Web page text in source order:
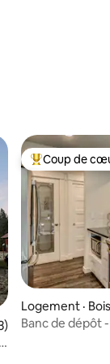
de 4,97 sur
Coup de cœur
Coup de
Logement ·
Banc de dépôt